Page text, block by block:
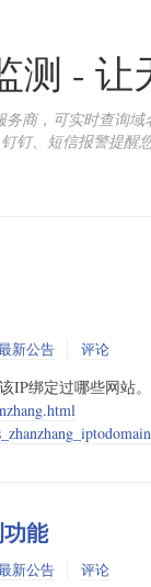
测 -
商，可实时查询
钉、短信报警提醒
新公告 评论
IP绑定过哪些网站。
能
新公告 评论